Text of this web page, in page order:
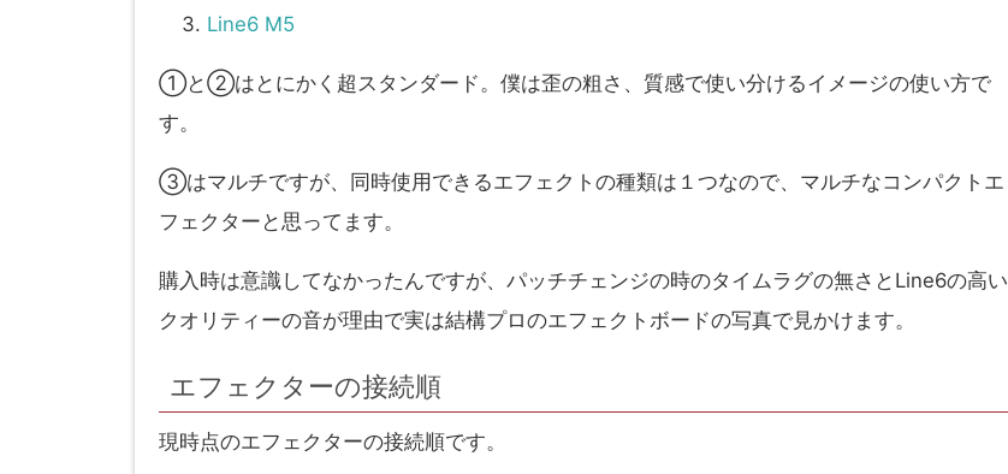
Line6 M5
①と②はとにかく超スタンダード。僕は歪の粗さ、質感で使い分けるイメージの使い方で
す。
③はマルチですが、同時使用できるエフェクトの種類は１つなので、マルチなコンパクトエ
フェクターと思ってます。
購入時は意識してなかったんですが、パッチチェンジの時のタイムラグの無さとLine6の高い
クオリティーの音が理由で実は結構プロのエフェクトボードの写真で見かけます。
エフェクターの接続順
現時点のエフェクターの接続順です。